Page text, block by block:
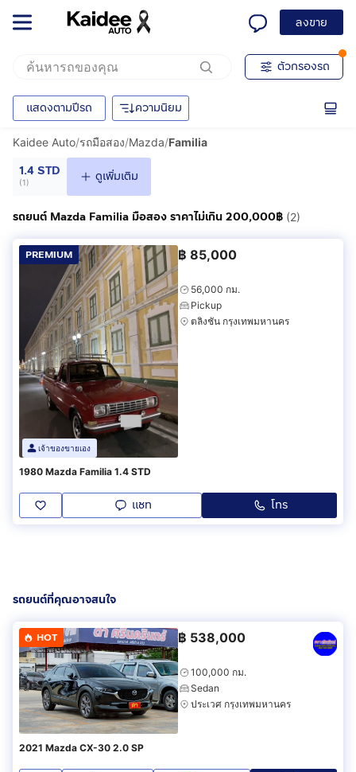
ลงขาย
ตัวกรองรถ
แสดงตามปีรถ ความนิยม
Kaidee Auto/รถมือสอง/Mazda/Familia
1.4 STD
(1) ดูเพิ่มเติม
รถยนต์ Mazda Familia มือสอง ราคาไม่เกิน 200,000฿ (2)
PREMIUM
เจ้าของขายเอง
฿ 85,000
56,000 กม.
Pickup
ตลิ่งชัน กรุงเทพมหานคร
1980 Mazda Familia 1.4 STD
แชท โทร
รถยนต์ที่คุณอาจสนใจ
HOT ฿ 538,000
100,000 กม.
Sedan
ประเวศ กรุงเทพมหานคร
2021 Mazda CX-30 2.0 SP